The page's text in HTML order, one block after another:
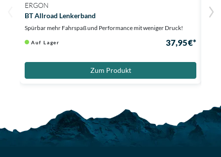
ERGON
BT Allroad Lenkerband
Spürbar mehr Fahrspaß und Performance mit weniger Druck!
Auf Lager 37,95 €*
Zum Produkt
BT